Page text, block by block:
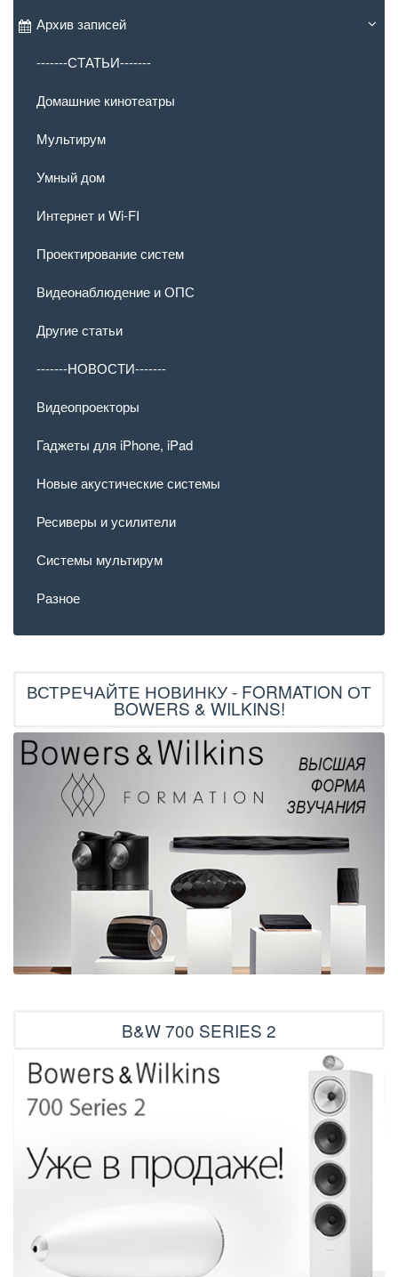
Архив записей
-------СТАТЬИ-------
Домашние кинотеатры
Мультирум
Умный дом
Интернет и Wi-FI
Проектирование систем
Видеонаблюдение и ОПС
Другие статьи
-------НОВОСТИ-------
Видеопроекторы
Гаджеты для iPhone, iPad
Новые акустические системы
Ресиверы и усилители
Системы мультирум
Разное
ВСТРЕЧАЙТЕ НОВИНКУ - FORMATION ОТ
BOWERS & WILKINS!
B&W 700 SERIES 2